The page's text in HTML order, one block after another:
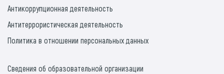
Антикоррупционная деятельность
Антитеррористическая деятельность
Политика в отношении персональных данных
Сведения об образовательной организации